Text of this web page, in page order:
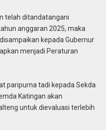
telah ditandatangani
anggaran 2025, maka
kepada Gubernur
menjadi Peraturan
paripurna tadi kepada Sekda
Katingan akan
untuk dievaluasi terlebih